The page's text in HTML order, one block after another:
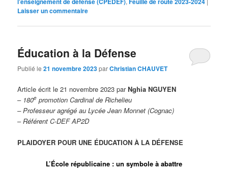
Laisser un commentaire
Éducation à la Défense
Publié le21 novembre 2023parChristian CHAUVET
Article écrit le 21 novembre 2023 parNghia NGUYEN
– 180e promotion Cardinal de Richelieu
– Professeur agrégé au Lycée Jean Monnet (Cognac)
–Référent C-DEF AP2D
PLAIDOYER POUR UNE ÉDUCATION À LA DÉFENSE
L’École républicaine : un symbole à abattre